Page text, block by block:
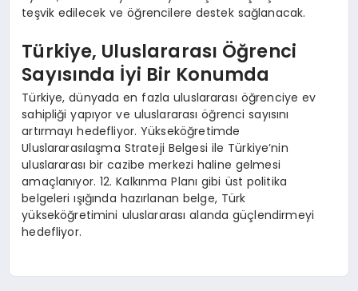
teşvik edilecek ve öğrencilere destek sağlanacak.
Türkiye, Uluslararası Öğrenci
Sayısında İyi Bir Konumda
Türkiye, dünyada en fazla uluslararası öğrenciye ev
sahipliği yapıyor ve uluslararası öğrenci sayısını
artırmayı hedefliyor. Yükseköğretimde
Uluslararasılaşma Strateji Belgesi ile Türkiye’nin
uluslararası bir cazibe merkezi haline gelmesi
amaçlanıyor. 12. Kalkınma Planı gibi üst politika
belgeleri ışığında hazırlanan belge, Türk
yükseköğretimini uluslararası alanda güçlendirmeyi
hedefliyor.